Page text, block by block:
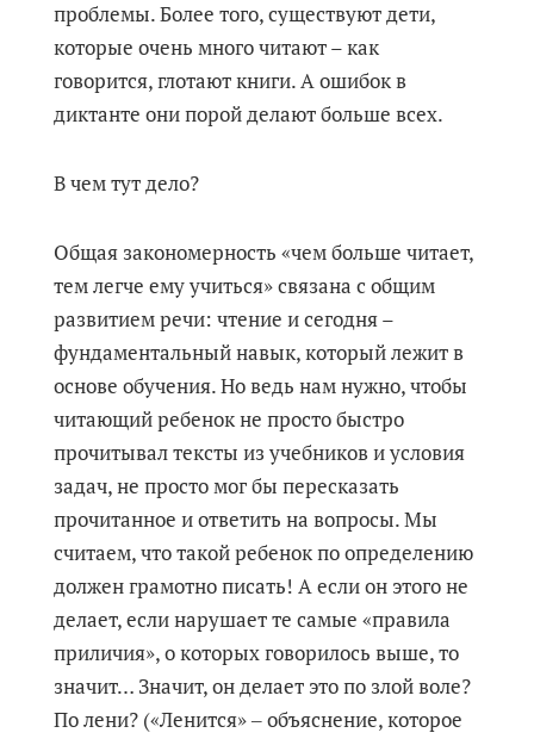
проблемы. Более того, существуют дети,
которые очень много читают – как
говорится, глотают книги. А ошибок в
диктанте они порой делают больше всех.
В чем тут дело?
Общая закономерность «чем больше читает,
тем легче ему учиться» связана с общим
развитием речи: чтение и сегодня –
фундаментальный навык, который лежит в
основе обучения. Но ведь нам нужно, чтобы
читающий ребенок не просто быстро
прочитывал тексты из учебников и условия
задач, не просто мог бы пересказать
прочитанное и ответить на вопросы. Мы
считаем, что такой ребенок по определению
должен грамотно писать! А если он этого не
делает, если нарушает те самые «правила
приличия», о которых говорилось выше, то
значит… Значит, он делает это по злой воле?
По лени? («Ленится» ‒ объяснение, которое